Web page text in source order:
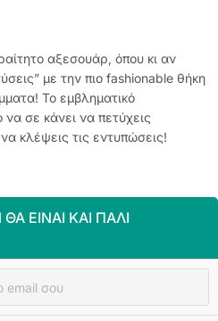
αξεσουάρ, όπου κι αν
με την πιο fashionable θήκη
Το εμβληματικό
να σε κάνει να πετύχεις
κλέψεις τις εντυπώσεις!
ΕΊΝΑΙ ΚΑΙ ΠΆΛΙ